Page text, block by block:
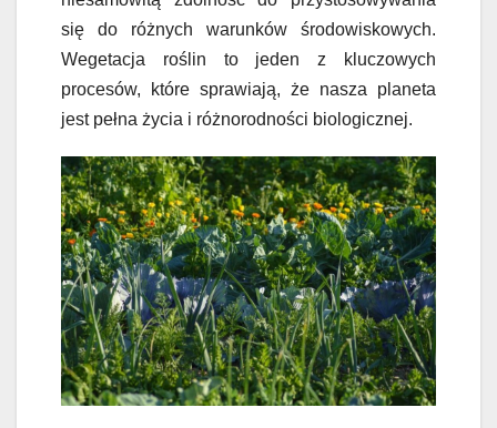
się do różnych warunków środowiskowych.
Wegetacja roślin to jeden z kluczowych
procesów, które sprawiają, że nasza planeta
jest pełna życia i różnorodności biologicznej.